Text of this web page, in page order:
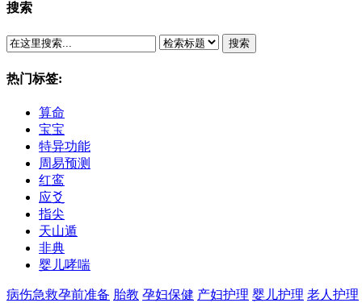
搜索
搜索
热门标签:
算命
宝宝
特异功能
周易预测
红鸾
应爻
指尖
天山遁
非典
婴儿哮喘
病伤急救孕前准备 胎教 孕妇保健 产妇护理 婴儿护理 老人护理